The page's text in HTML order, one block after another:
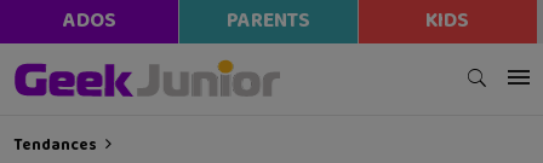
ADOS PARENTS KIDS
Tendances